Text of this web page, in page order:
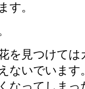
す。
を見つけて
ないでいま
なってしま